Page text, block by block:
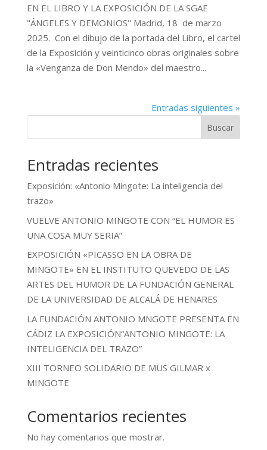
EN EL LIBRO Y LA EXPOSICIÓN DE LA SGAE
"ÁNGELES Y DEMONIOS" Madrid, 18 de marzo
2025. Con el dibujo de la portada del Libro, el cartel
de la Exposición y veinticinco obras originales sobre
la «Venganza de Don Mendo» del maestro...
Entradas siguientes »
Buscar
Entradas recientes
Exposición: «Antonio Mingote: La inteligencia del
trazo»
VUELVE ANTONIO MINGOTE CON “EL HUMOR ES
UNA COSA MUY SERIA”
EXPOSICIÓN «PICASSO EN LA OBRA DE
MINGOTE» EN EL INSTITUTO QUEVEDO DE LAS
ARTES DEL HUMOR DE LA FUNDACIÓN GENERAL
DE LA UNIVERSIDAD DE ALCALÁ DE HENARES
LA FUNDACIÓN ANTONIO MNGOTE PRESENTA EN
CÁDIZ LA EXPOSICIÓN“ANTONIO MINGOTE: LA
INTELIGENCIA DEL TRAZO”
XIII TORNEO SOLIDARIO DE MUS GILMAR x
MINGOTE
Comentarios recientes
No hay comentarios que mostrar.